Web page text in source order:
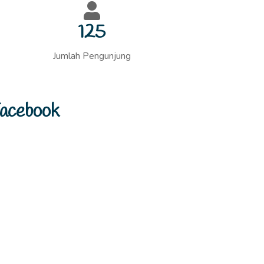
125
Jumlah Pengunjung